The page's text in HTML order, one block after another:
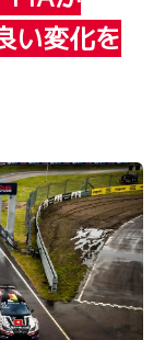
い変化を